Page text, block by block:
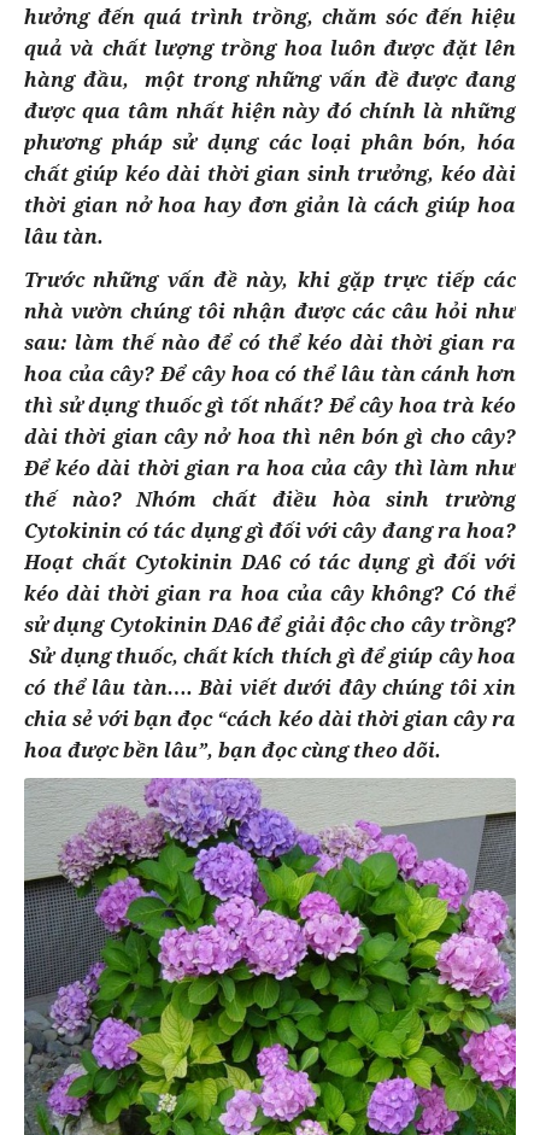
hưởng đến quá trình trồng, chăm sóc đến hiệu
quả và chất lượng trồng hoa luôn được đặt lên
hàng đầu, một trong những vấn đề được đang
được qua tâm nhất hiện này đó chính là những
phương pháp sử dụng các loại phân bón, hóa
chất giúp kéo dài thời gian sinh trưởng, kéo dài
thời gian nở hoa hay đơn giản là cách giúp hoa
lâu tàn.
Trước những vấn đề này, khi gặp trực tiếp các
nhà vườn chúng tôi nhận được các câu hỏi như
sau: làm thế nào để có thể kéo dài thời gian ra
hoa của cây? Để cây hoa có thể lâu tàn cánh hơn
thì sử dụng thuốc gì tốt nhất? Để cây hoa trà kéo
dài thời gian cây nở hoa thì nên bón gì cho cây?
Để kéo dài thời gian ra hoa của cây thì làm như
thế nào? Nhóm chất điều hòa sinh trường
Cytokinin có tác dụng gì đối với cây đang ra hoa?
Hoạt chất Cytokinin DA6 có tác dụng gì đối với
kéo dài thời gian ra hoa của cây không? Có thể
sử dụng Cytokinin DA6 để giải độc cho cây trồng?
Sử dụng thuốc, chất kích thích gì để giúp cây hoa
có thể lâu tàn…. Bài viết dưới đây chúng tôi xin
chia sẻ với bạn đọc “cách kéo dài thời gian cây ra
hoa được bền lâu”, bạn đọc cùng theo dõi.